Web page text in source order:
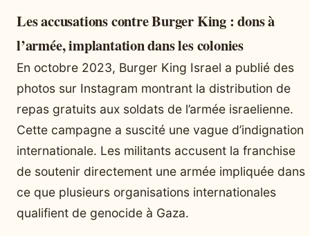
Les accusations contre Burger King : dons à
l’armée, implantation dans les colonies
En octobre 2023, Burger King Israel a publié des
photos sur Instagram montrant la distribution de
repas gratuits aux soldats de l’armée israelienne.
Cette campagne a suscité une vague d’indignation
internationale. Les militants accusent la franchise
de soutenir directement une armée impliquée dans
ce que plusieurs organisations internationales
qualifient de genocide à Gaza.